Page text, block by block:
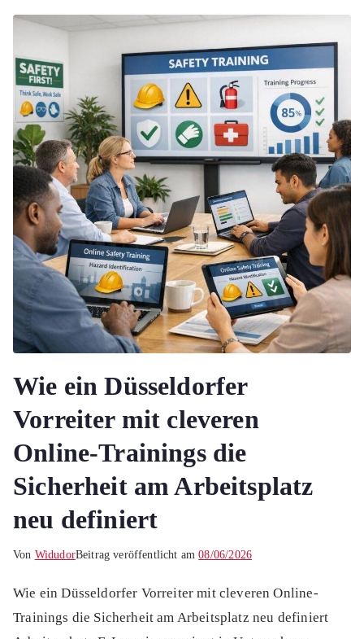
Wie ein Düsseldorfer
Vorreiter mit cleveren
Online-Trainings die
Sicherheit am Arbeitsplatz
neu definiert
Von WidudorBeitrag veröffentlicht am08/06/2026
Wie ein Düsseldorfer Vorreiter mit cleveren Online-
Trainings die Sicherheit am Arbeitsplatz neu definiert